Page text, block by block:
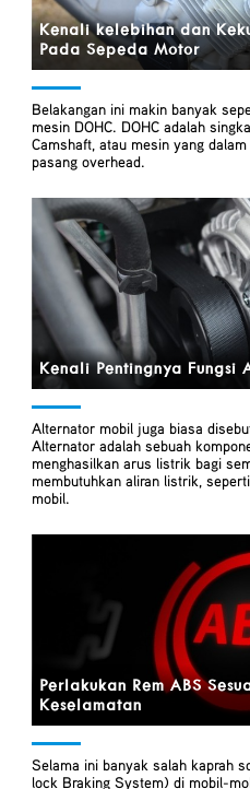
Kenali kelebihan dan
Pada Sepeda Motor
Belakangan ini makin banyak
mesin DOHC. DOHC adalah
Camshaft, atau mesin yang
pasang overhead.
Kenali Pentingnya
Alternator mobil juga biasa
Alternator adalah sebuah
menghasilkan arus listrik bagi
membutuhkan aliran listrik,
mobil.
Perlakukan Rem ABS
Keselamatan
Selama ini banyak salah kaprah
lock Braking System) di mobil-